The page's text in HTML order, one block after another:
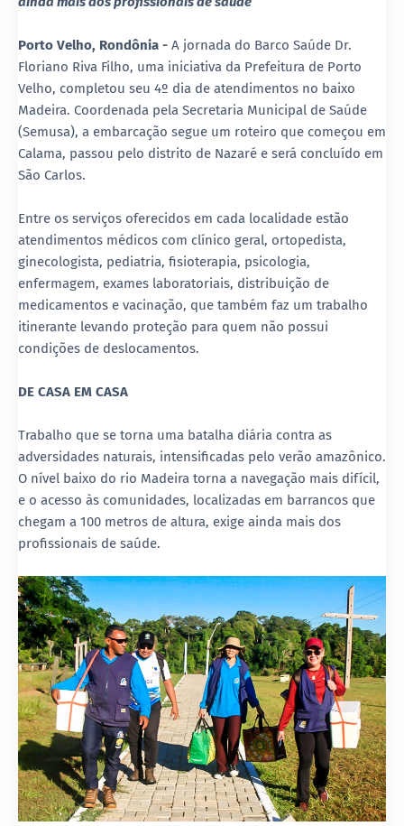
Porto Velho, Rondônia - A jornada do Barco Saúde Dr.
Floriano Riva Filho, uma iniciativa da Prefeitura de Porto
Velho, completou seu 4º dia de atendimentos no baixo
Madeira. Coordenada pela Secretaria Municipal de Saúde
(Semusa), a embarcação segue um roteiro que começou em
Calama, passou pelo distrito de Nazaré e será concluído em
São Carlos.
Entre os serviços oferecidos em cada localidade estão
atendimentos médicos com clínico geral, ortopedista,
ginecologista, pediatria, fisioterapia, psicologia,
enfermagem, exames laboratoriais, distribuição de
medicamentos e vacinação, que também faz um trabalho
itinerante levando proteção para quem não possui
condições de deslocamentos.
DE CASA EM CASA
Trabalho que se torna uma batalha diária contra as
adversidades naturais, intensificadas pelo verão amazônico.
O nível baixo do rio Madeira torna a navegação mais difícil,
e o acesso às comunidades, localizadas em barrancos que
chegam a 100 metros de altura, exige ainda mais dos
profissionais de saúde.